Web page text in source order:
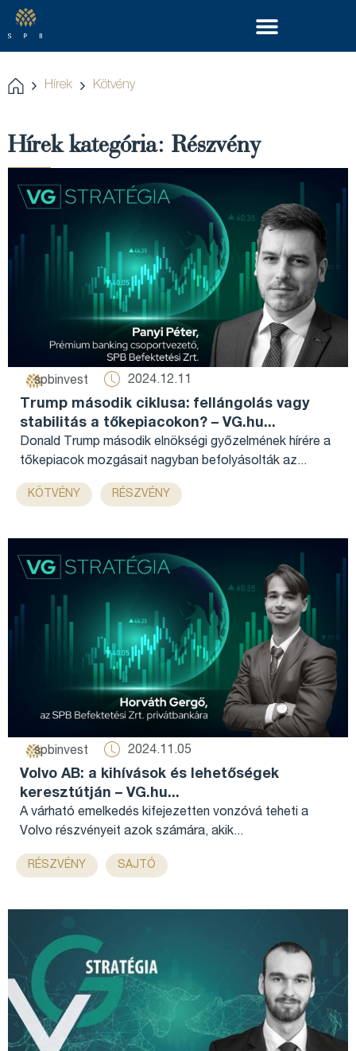
Hírek Kötvény
Hírek kategória: Részvény
spbinvest 2024.12.11
Trump második ciklusa: fellángolás vagy
stabilitás a tőkepiacokon? – VG.hu...
Donald Trump második elnökségi győzelmének hírére a
tőkepiacok mozgásait nagyban befolyásolták az...
KÖTVÉNY RÉSZVÉNY
spbinvest 2024.11.05
Volvo AB: a kihívások és lehetőségek
keresztútján – VG.hu...
A várható emelkedés kifejezetten vonzóvá teheti a
Volvo részvényeit azok számára, akik...
RÉSZVÉNY SAJTÓ